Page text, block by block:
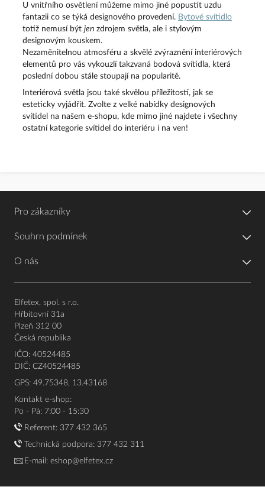
U vnitřního osvětlení můžeme mimo jiné popustit uzdu
fantazii co se týká designového provedení. Bytové svítidlo
totiž nemusí být jen zdrojem světla, ale i stylovým
designovým kouskem.
Nezaměnitelnou atmosféru a skvělé zvýraznění interiérových
elementů pro vás vykouzlí takzvaná bodová svítidla, která
poslední dobou stále stoupají na popularitě.
Interiérová světla jsou také skvělou příležitostí, jak se
esteticky vyjádřit. Zvolte z velké nabídky designových
svítidel na našem e-shopu, kde mimo jiné najdete i všechny
ostatní kategorie svítidel do interiéru i na ven!
Pro zákazníky
Souhrn podmínek
O nás
Elfetex, spol. s r.o.
Hřbitovní 31a
Plzeň 312 00
Česká republika
IČO: 40524485
DIČ: CZ40524485
GPS: 49.75348, 13.43168
Kontakt e-shop:
Po - Pá: 7:00 - 15:30
Referent: 377 432 365
Technická podpora: 377 432 311
E-mail: eshop@elfetex.cz